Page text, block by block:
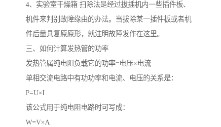
4、实验室干燥箱 扫除法是经过拔插机内一些插件板、
机件来判别故障缘由的办法。当拔除某一插件板或者机
件后量具复原原形，就注明故障发作在这里。
三、如何计算发热管的功率
发热管属纯电阻负载它的功率=电压×电流
单相交流电路中有功功率和电流、电压的关系是：
P=U×I
该公式用于纯电阻电路时可写成：
W=V×A